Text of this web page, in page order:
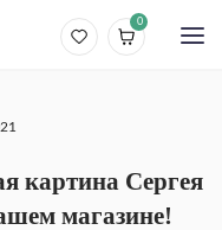
0
картина Сергея
магазине!